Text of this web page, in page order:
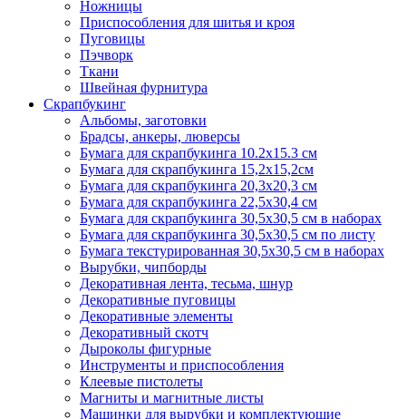
Ножницы
Приспособления для шитья и кроя
Пуговицы
Пэчворк
Ткани
Швейная фурнитура
Скрапбукинг
Альбомы, заготовки
Брадсы, анкеры, люверсы
Бумага для скрапбукинга 10.2х15.3 см
Бумага для скрапбукинга 15,2х15,2см
Бумага для скрапбукинга 20,3х20,3 см
Бумага для скрапбукинга 22,5х30,4 см
Бумага для скрапбукинга 30,5х30,5 см в наборах
Бумага для скрапбукинга 30,5х30,5 см по листу
Бумага текстурированная 30,5х30,5 см в наборах
Вырубки, чипборды
Декоративная лента, тесьма, шнур
Декоративные пуговицы
Декоративные элементы
Декоративный скотч
Дыроколы фигурные
Инструменты и приспособления
Клеевые пистолеты
Магниты и магнитные листы
Машинки для вырубки и комплектующие